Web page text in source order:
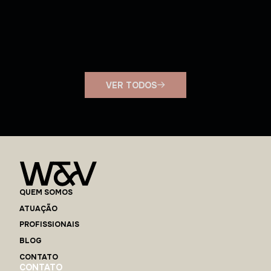
VER TODOS
QUEM SOMOS
ATUAÇÃO
PROFISSIONAIS
BLOG
CONTATO
CONTATO